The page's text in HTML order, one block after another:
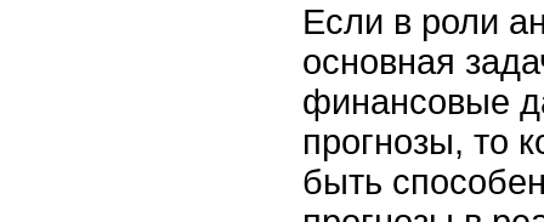
Если в роли
основная
финансовые
прогнозы, то
быть